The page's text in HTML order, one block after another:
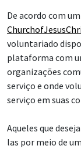
De acordo com
voluntariado
plataforma com
organizações
serviço e onde
serviço em suas
Aqueles que
las por meio de